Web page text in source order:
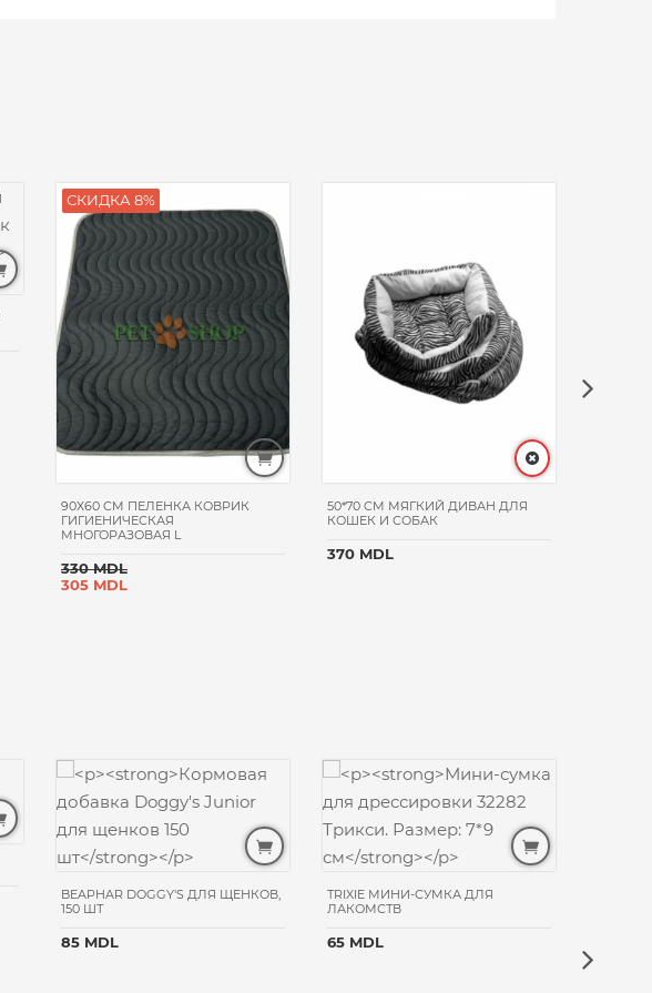
СКИДКА 8%
90Х60 CM ПЕЛЕНКА КОВРИК
ГИГИЕНИЧЕСКАЯ
МНОГОРАЗОВАЯ L
330 MDL
305 MDL
50*70 CM МЯГКИЙ ДИВАН ДЛЯ
КОШЕК И СОБАК
370 MDL
BEAPHAR DOGGY'S ДЛЯ ЩЕНКОВ,
150 ШТ
85 MDL
TRIXIE МИНИ-СУМКА ДЛЯ
ЛАКОМСТВ
65 MDL